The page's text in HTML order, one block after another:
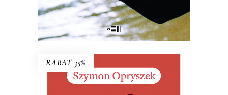
KSIĄŻKA DO KOSZYKA
RABAT 35%